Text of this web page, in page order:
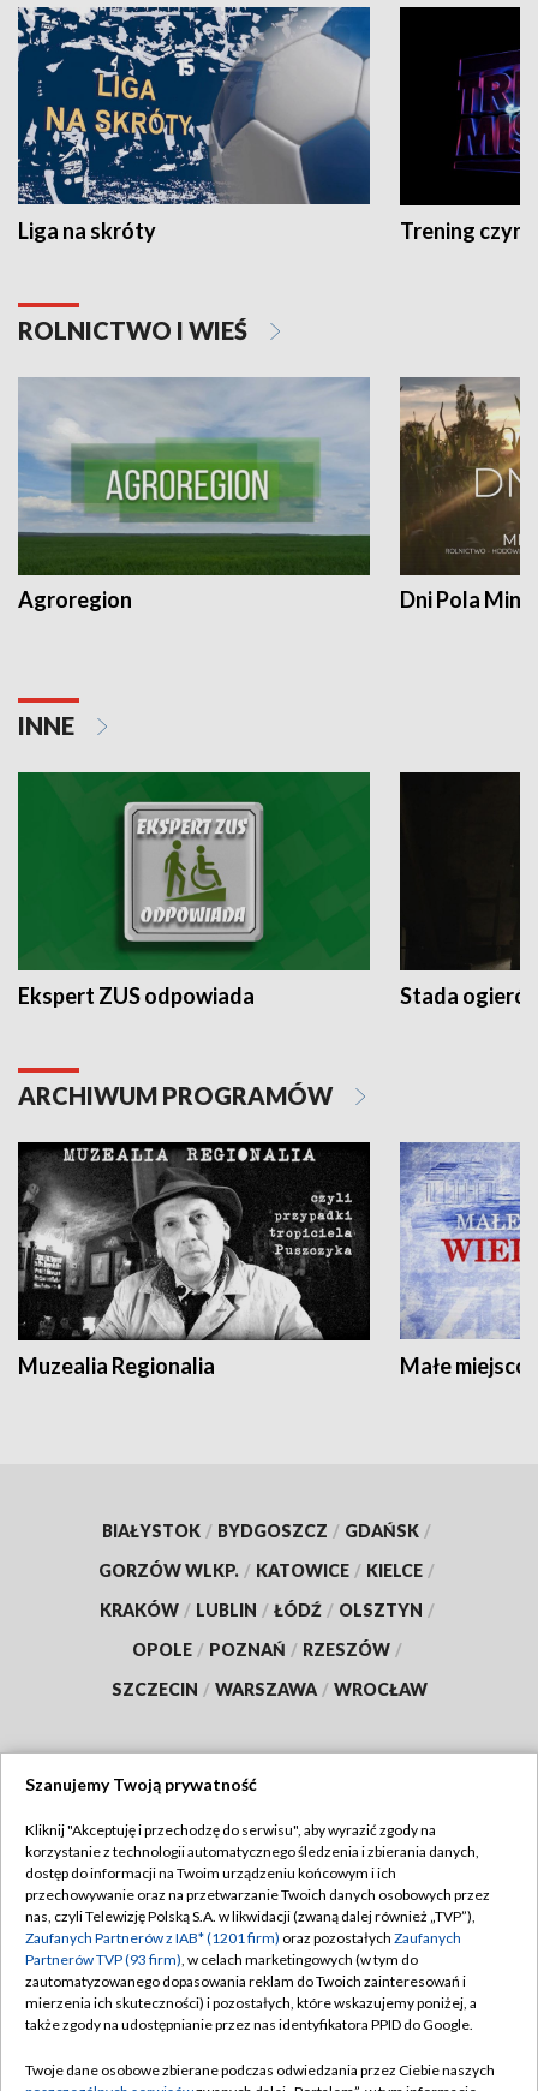
Liga na skróty Trening czyni
ROLNICTWO I WIEŚ
Agroregion Dni Pola
INNE
Ekspert ZUS odpowiada Stada
ARCHIWUM PROGRAMÓW
Muzealia Regionalia Małe
BIAŁYSTOK / BYDGOSZCZ / GDAŃSK /
GORZÓW WLKP. / KATOWICE / KIELCE /
KRAKÓW / LUBLIN / ŁÓDŹ / OLSZTYN /
OPOLE / POZNAŃ / RZESZÓW /
SZCZECIN / WARSZAWA / WROCŁAW
TVP
Abonament TVP
Emisja w TVP
Centrum informacji TVP
Naziemna Telewizja Cyfrowa
Regulamin TVP
Polityka prywatności
Moje zgody
Pomoc
Szanujemy Twoją prywatność
Kliknij "Akceptuję i przechodzę do serwisu", aby wyrazić zgody na
korzystanie z technologii automatycznego śledzenia i zbierania danych,
dostęp do informacji na Twoim urządzeniu końcowym i ich
przechowywanie oraz na przetwarzanie Twoich danych osobowych przez
nas, czyli Telewizję Polską S.A. w likwidacji (zwaną dalej również „TVP”),
Zaufanych Partnerów z IAB* (1201 firm) oraz pozostałych Zaufanych
Partnerów TVP (93 firm), w celach marketingowych (w tym do
zautomatyzowanego dopasowania reklam do Twoich zainteresowań i
mierzenia ich skuteczności) i pozostałych, które wskazujemy poniżej, a
także zgody na udostępnianie przez nas identyfikatora PPID do Google.
Twoje dane osobowe zbierane podczas odwiedzania przez Ciebie naszych